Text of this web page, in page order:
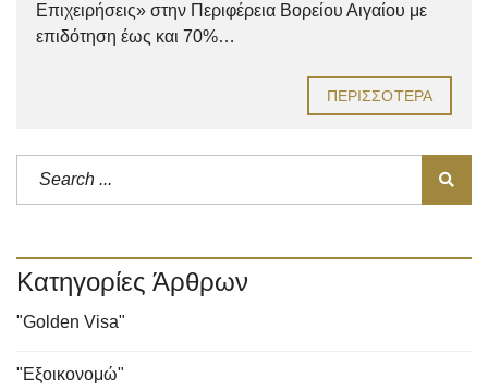
Επιχειρήσεις» στην Περιφέρεια Βορείου Αιγαίου με
επιδότηση έως και 70%…
ΠΕΡΙΣΣΌΤΕΡΑ
Κατηγορίες Άρθρων
"Golden Visa"
"Εξοικονομώ"